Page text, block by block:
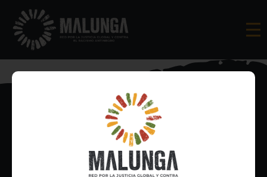
Inscríbete al boletín informativo